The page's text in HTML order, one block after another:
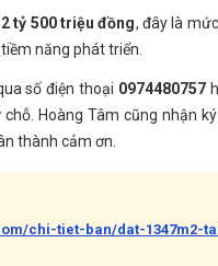
2 tỷ 500 triệu đồng, đây là
năng phát triển.
số điện thoại 0974480757
Hoàng Tâm cũng nhận
thành cảm ơn.
chi-tiet-ban/dat-